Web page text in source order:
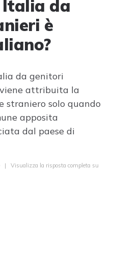
Italia da
è
da genitori
attribuita la
straniero solo quando
apposita
dal paese di
| Visualizza la risposta completa su